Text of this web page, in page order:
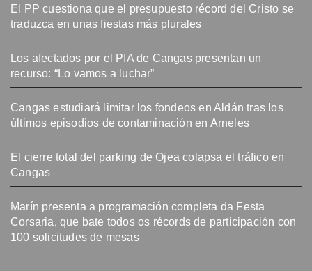
El PP cuestiona que el presupuesto récord del Cristo se
traduzca en unas fiestas más plurales
Los afectados por el PIA de Cangas presentan un
recurso: “Lo vamos a luchar”
Cangas estudiará limitar los fondeos en Aldán tras los
últimos episodios de contaminación en Arneles
El cierre total del parking de Ojea colapsa el tráfico en
Cangas
Marín presenta a programación completa da Festa
Corsaria, que bate todos os récords de participación con
100 solicitudes de mesas